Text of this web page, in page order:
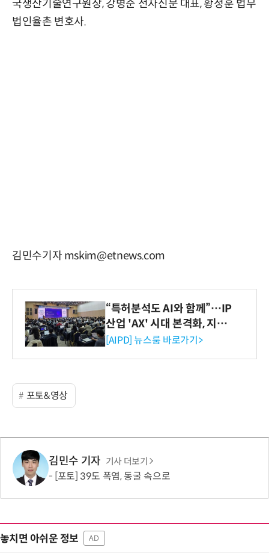
국생산기술연구원장, 강병준 전자신문 대표, 황정훈 법무
법인율촌 변호사.
김민수기자 mskim@etnews.com
“특허분석도 AI와 함께”…IP
산업 'AX' 시대 본격화, 지식
재산처 1호 AI IP데이터분석
[AIPD] 뉴스룸 바로가기>
포토&영상
김민수 기자 기사 더보기
[포토] 39도 폭염, 동굴 속으로
놓치면 아쉬운 정보 AD